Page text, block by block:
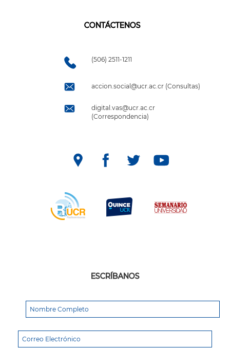
CONTÁCTENOS
(506) 2511-1211
accion.social@ucr.ac.cr (Consultas)
digital.vas@ucr.ac.cr
(Correspondencia)
ESCRÍBANOS